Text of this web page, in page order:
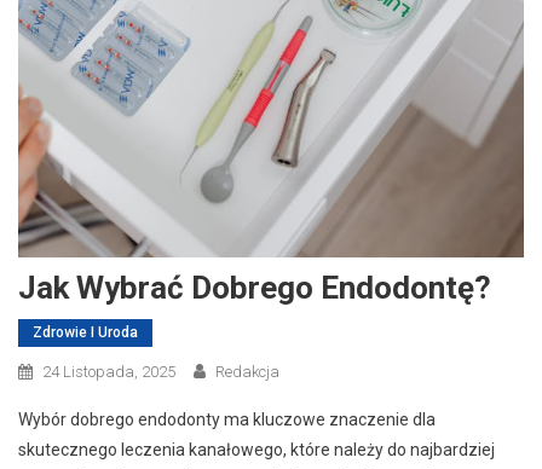
Jak Wybrać Dobrego Endodontę?
Zdrowie I Uroda
24 Listopada, 2025 Redakcja
Wybór dobrego endodonty ma kluczowe znaczenie dla
skutecznego leczenia kanałowego, które należy do najbardziej